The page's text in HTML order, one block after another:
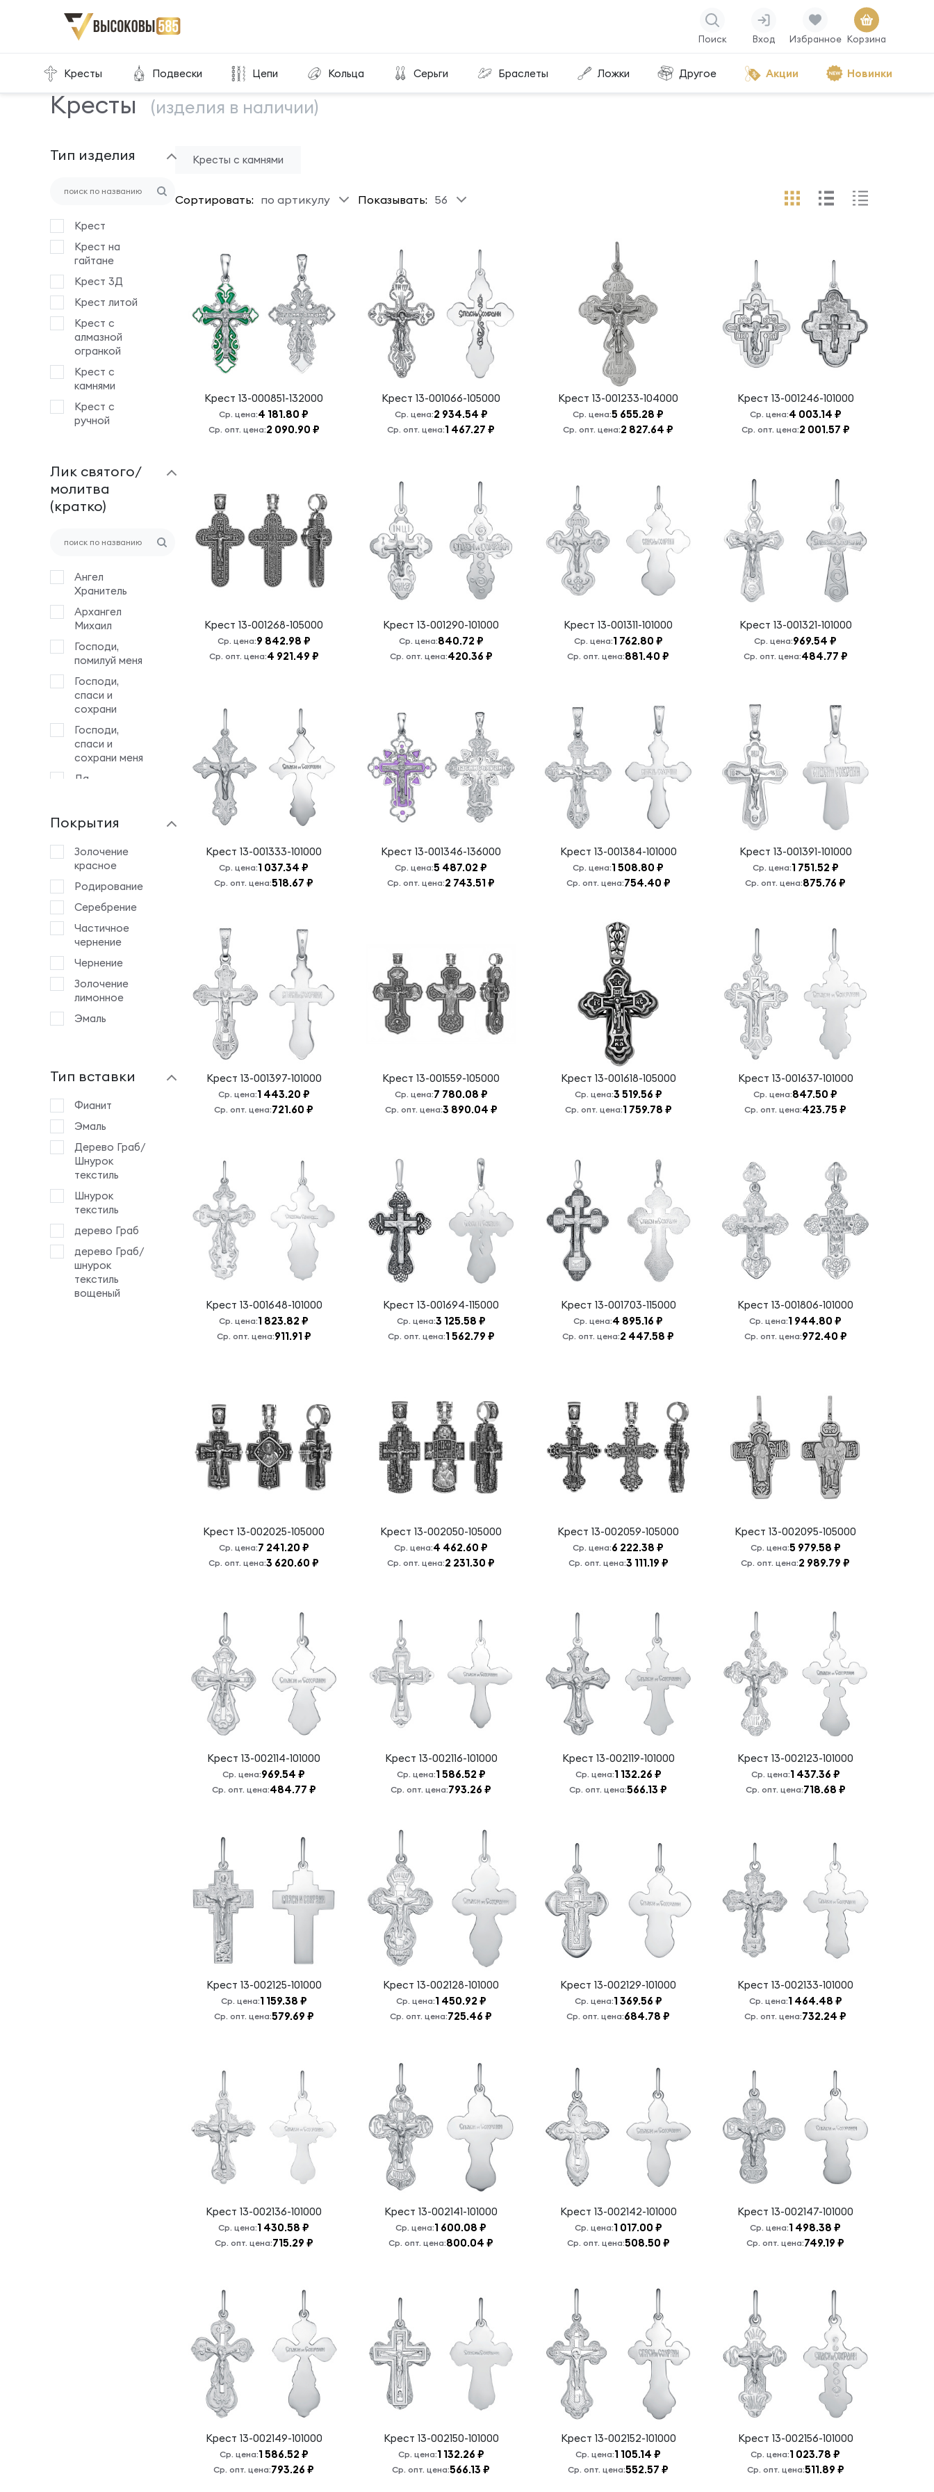
Поиск Вход Избранное Корзина
Кресты Подвески Цепи Кольца Серьги Браслеты Ложки Другое Акции Новинки
Главная Склад готовой продукции
Кресты (изделия в наличии)
Тип изделия
Крест
Крест на
гайтане
Крест 3Д
Крест литой
Крест с
алмазной
огранкой
Крест с
камнями
Крест с
ручной
эмалью
Крест
штампованный
крест на
Лик святого/
молитва
(кратко)
Ангел
Хранитель
Архангел
Михаил
Господи,
помилуй меня
Господи,
спаси и
сохрани
Господи,
спаси и
сохрани меня
Да
расточатся
врази Его
Животворящему
Кресту
Господню
Знамение Б.М.
Иоанн
Богослов
Казанская БМ
Крест 14:
Серафим
Ангел
Хранитель
Крест 4:
Животворящему
Кресту
Господню
Крест 7:
Животворящему
Кресту
Господню
Крест
хранитель
всея
Покрытия
Золочение
красное
Родирование
Серебрение
Частичное
чернение
Чернение
Золочение
лимонное
Эмаль
Тип вставки
Фианит
Эмаль
Дерево Граб/
Шнурок
текстиль
Шнурок
текстиль
дерево Граб
дерево Граб/
шнурок
текстиль
вощеный
Кресты с камнями
Сортировать: по артикулу Показывать: 56
Крест 13-000851-132000
Ср. цена:4 181.80 ₽
Ср. опт. цена:2 090.90 ₽
Крест 13-001066-105000
Ср. цена:2 934.54 ₽
Ср. опт. цена:1 467.27 ₽
Крест 13-001233-104000
Ср. цена:5 655.28 ₽
Ср. опт. цена:2 827.64 ₽
Крест 13-001246-101000
Ср. цена:4 003.14 ₽
Ср. опт. цена:2 001.57 ₽
Крест 13-001268-105000
Ср. цена:9 842.98 ₽
Ср. опт. цена:4 921.49 ₽
Крест 13-001290-101000
Ср. цена:840.72 ₽
Ср. опт. цена:420.36 ₽
Крест 13-001311-101000
Ср. цена:1 762.80 ₽
Ср. опт. цена:881.40 ₽
Крест 13-001321-101000
Ср. цена:969.54 ₽
Ср. опт. цена:484.77 ₽
Крест 13-001333-101000
Ср. цена:1 037.34 ₽
Ср. опт. цена:518.67 ₽
Крест 13-001346-136000
Ср. цена:5 487.02 ₽
Ср. опт. цена:2 743.51 ₽
Крест 13-001384-101000
Ср. цена:1 508.80 ₽
Ср. опт. цена:754.40 ₽
Крест 13-001391-101000
Ср. цена:1 751.52 ₽
Ср. опт. цена:875.76 ₽
Крест 13-001397-101000
Ср. цена:1 443.20 ₽
Ср. опт. цена:721.60 ₽
Крест 13-001559-105000
Ср. цена:7 780.08 ₽
Ср. опт. цена:3 890.04 ₽
Крест 13-001618-105000
Ср. цена:3 519.56 ₽
Ср. опт. цена:1 759.78 ₽
Крест 13-001637-101000
Ср. цена:847.50 ₽
Ср. опт. цена:423.75 ₽
Крест 13-001648-101000
Ср. цена:1 823.82 ₽
Ср. опт. цена:911.91 ₽
Крест 13-001694-115000
Ср. цена:3 125.58 ₽
Ср. опт. цена:1 562.79 ₽
Крест 13-001703-115000
Ср. цена:4 895.16 ₽
Ср. опт. цена:2 447.58 ₽
Крест 13-001806-101000
Ср. цена:1 944.80 ₽
Ср. опт. цена:972.40 ₽
Крест 13-002025-105000
Ср. цена:7 241.20 ₽
Ср. опт. цена:3 620.60 ₽
Крест 13-002050-105000
Ср. цена:4 462.60 ₽
Ср. опт. цена:2 231.30 ₽
Крест 13-002059-105000
Ср. цена:6 222.38 ₽
Ср. опт. цена:3 111.19 ₽
Крест 13-002095-105000
Ср. цена:5 979.58 ₽
Ср. опт. цена:2 989.79 ₽
Крест 13-002114-101000
Ср. цена:969.54 ₽
Ср. опт. цена:484.77 ₽
Крест 13-002116-101000
Ср. цена:1 586.52 ₽
Ср. опт. цена:793.26 ₽
Крест 13-002119-101000
Ср. цена:1 132.26 ₽
Ср. опт. цена:566.13 ₽
Крест 13-002123-101000
Ср. цена:1 437.36 ₽
Ср. опт. цена:718.68 ₽
Крест 13-002125-101000
Ср. цена:1 159.38 ₽
Ср. опт. цена:579.69 ₽
Крест 13-002128-101000
Ср. цена:1 450.92 ₽
Ср. опт. цена:725.46 ₽
Крест 13-002129-101000
Ср. цена:1 369.56 ₽
Ср. опт. цена:684.78 ₽
Крест 13-002133-101000
Ср. цена:1 464.48 ₽
Ср. опт. цена:732.24 ₽
Крест 13-002136-101000
Ср. цена:1 430.58 ₽
Ср. опт. цена:715.29 ₽
Крест 13-002141-101000
Ср. цена:1 600.08 ₽
Ср. опт. цена:800.04 ₽
Крест 13-002142-101000
Ср. цена:1 017.00 ₽
Ср. опт. цена:508.50 ₽
Крест 13-002147-101000
Ср. цена:1 498.38 ₽
Ср. опт. цена:749.19 ₽
Крест 13-002149-101000
Ср. цена:1 586.52 ₽
Ср. опт. цена:793.26 ₽
Крест 13-002150-101000
Ср. цена:1 132.26 ₽
Ср. опт. цена:566.13 ₽
Крест 13-002152-101000
Ср. цена:1 105.14 ₽
Ср. опт. цена:552.57 ₽
Крест 13-002156-101000
Ср. цена:1 023.78 ₽
Ср. опт. цена:511.89 ₽